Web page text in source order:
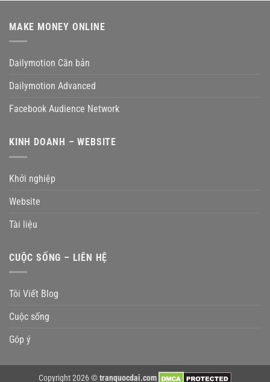
MAKE MONEY ONLINE
Dailymotion Căn bản
Dailymotion Advanced
Facebook Audience Network
KINH DOANH – WEBSITE
Khởi nghiệp
Website
Tài liệu
CUỘC SỐNG – LIÊN HỆ
Tôi Viết Blog
Cuộc sống
Góp ý
Copyright 2026 ©tranquocdai.com